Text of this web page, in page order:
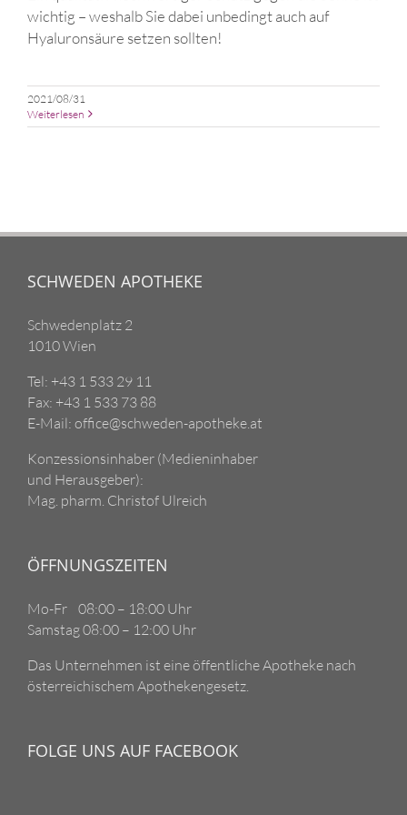
wichtig – weshalb Sie dabei unbedingt auch auf
Hyaluronsäure setzen sollten!
2021/08/31
Weiterlesen
SCHWEDEN APOTHEKE
Schwedenplatz 2
1010 Wien
Tel: +43 1 533 29 11
Fax: +43 1 533 73 88
E-Mail: office@schweden-apotheke.at
Konzessionsinhaber (Medieninhaber
und Herausgeber):
Mag. pharm. Christof Ulreich
ÖFFNUNGSZEITEN
Mo-Fr 08:00 – 18:00 Uhr
Samstag 08:00 – 12:00 Uhr
Das Unternehmen ist eine öffentliche Apotheke nach
österreichischem Apothekengesetz.
FOLGE UNS AUF FACEBOOK